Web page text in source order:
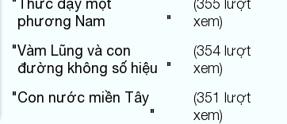
"Thức dậy một
phương Nam
"
(355 lượt
xem)
"Vàm Lũng và con
đường không số hiệu
"
(354lượt
xem)
"Con nước miền Tây
"
(351 lượt
xem)